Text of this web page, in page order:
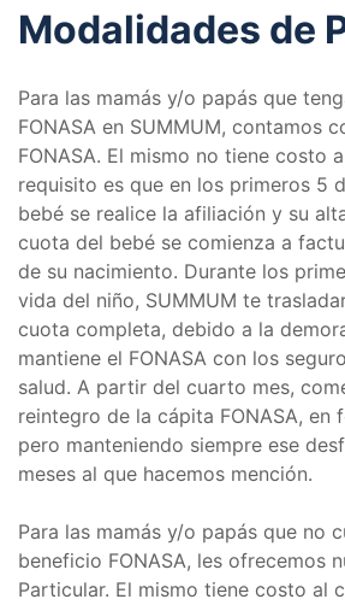
Modalidades de
Para las mamás y/o papás que
FONASA en SUMMUM, contamos
FONASA. El mismo no tiene costo
requisito es que en los primeros 5
bebé se realice la afiliación y su
cuota del bebé se comienza a
de su nacimiento. Durante los
vida del niño, SUMMUM te
cuota completa, debido a la
mantiene el FONASA con los
salud. A partir del cuarto mes,
reintegro de la cápita FONASA, en
pero manteniendo siempre ese
meses al que hacemos mención.
Para las mamás y/o papás que no
beneficio FONASA, les ofrecemos
Particular. El mismo tiene costo al